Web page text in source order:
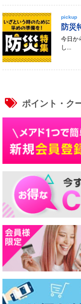
pickup
防災
今日か
し...
ポイント・ク